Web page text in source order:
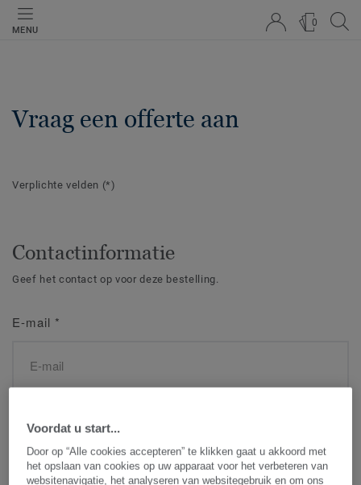
MENU
0
Vraag een offerte aan
Verplichte velden (*)
Contactinformatie
Geef het contact op voor deze bestelling.
E-mail *
Naam*
Voordat u start...
Door op “Alle cookies accepteren” te klikken gaat u akkoord met
het opslaan van cookies op uw apparaat voor het verbeteren van
websitenavigatie, het analyseren van websitegebruik en om ons